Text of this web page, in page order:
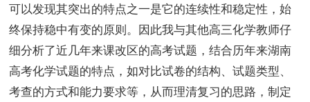
可以发现其突出的特点之一是它的连续性和稳定性，始
终保持稳中有变的原则。因此我与其他高三化学教师仔
细分析了近几年来课改区的高考试题，结合历年来湖南
高考化学试题的特点，如对比试卷的结构、试题类型、
考查的方式和能力要求等，从而理清复习的思路，制定